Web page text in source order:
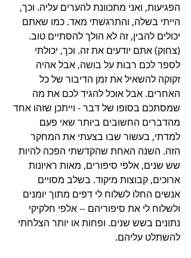
הפגיעות, ואני מתכוונת להערים עליה. וכך,
הייתי בשלה, והתרגשתי מאד. כמו שאתם
יכולים להבין, זה לא הולך להסתיים טוב.
(צחוק) אתם יודעים את זה. וכך, יכולתי
לספר לכם רבות על בושה, אבל אהיה
זקוקה להשאיל את זמן הדיבור של כל
האחרים. אבל אוכל להגיד לכם את מה
שמסתכם בסופו של דבר - וייתכן שזהו אחד
מהדברים החשובים ביותר שאי פעם
למדתי, בעשור שבו בצעתי את המחקר
הזה. השנה האחת שהקדשתי הפכה להיות
שש שנים, אלפי סיפורים, מאות ראיונות
ארוכים, קבוצות מיקוד. בשלב מסויים
אנשים החלו לשלוח לי דפים מתוך יומנים
ולשלוח לי את סיפוריהם -- אלפי חלקיקי
נתונים בשש שנים. ופחות או יותר הצלחתי
להשתלט עליהם.